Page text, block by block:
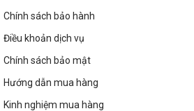
Chính sách bảo hành
Điều khoản dịch vụ
Chính sách bảo mật
Hướng dẫn mua hàng
Kinh nghiệm mua hàng